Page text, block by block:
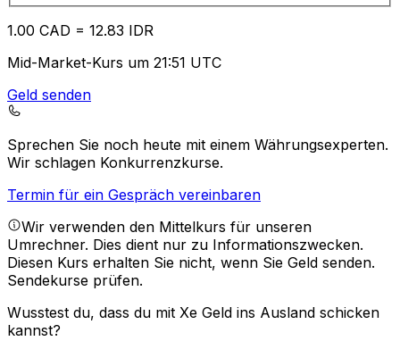
1.00 CAD = 12.83 IDR
Mid-Market-Kurs um 21:51 UTC
Geld senden
Sprechen Sie noch heute mit einem Währungsexperten.
Wir schlagen Konkurrenzkurse.
Termin für ein Gespräch vereinbaren
Wir verwenden den Mittelkurs für unseren
Umrechner. Dies dient nur zu Informationszwecken.
Diesen Kurs erhalten Sie nicht, wenn Sie Geld senden.
Sendekurse prüfen.
Wusstest du, dass du mit Xe Geld ins Ausland schicken
kannst?